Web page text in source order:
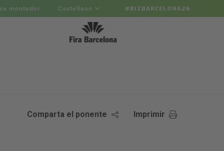
montador Castellano #BIZBARCELONA26
Comparta el ponente Imprimir